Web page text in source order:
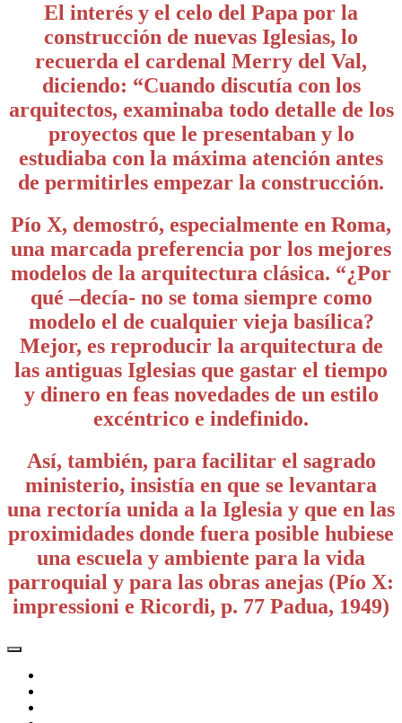
El interés y el celo del Papa por la
construcción de nuevas Iglesias, lo
recuerda el cardenal Merry del Val,
diciendo: “Cuando discutía con los
arquitectos, examinaba todo detalle de los
proyectos que le presentaban y lo
estudiaba con la máxima atención antes
de permitirles empezar la construcción.
Pío X, demostró, especialmente en Roma,
una marcada preferencia por los mejores
modelos de la arquitectura clásica. “¿Por
qué –decía- no se toma siempre como
modelo el de cualquier vieja basílica?
Mejor, es reproducir la arquitectura de
las antiguas Iglesias que gastar el tiempo
y dinero en feas novedades de un estilo
excéntrico e indefinido.
Así, también, para facilitar el sagrado
ministerio, insistía en que se levantara
una rectoría unida a la Iglesia y que en las
proximidades donde fuera posible hubiese
una escuela y ambiente para la vida
parroquial y para las obras anejas (Pío X:
impressioni e Ricordi, p. 77 Padua, 1949)